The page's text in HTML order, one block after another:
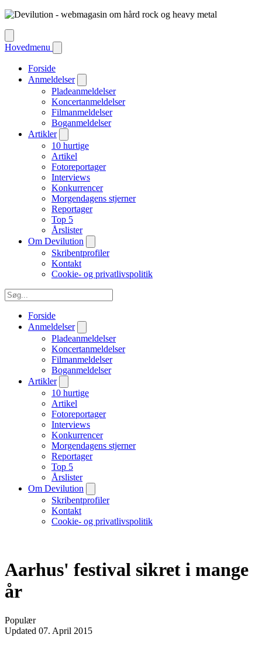
Hovedmenu
Forside
Anmeldelser
Pladeanmeldelser
Koncertanmeldelser
Filmanmeldelser
Boganmeldelser
Artikler
10 hurtige
Artikel
Fotoreportager
Interviews
Konkurrencer
Morgendagens stjerner
Reportager
Top 5
Årslister
Om Devilution
Skribentprofiler
Kontakt
Cookie- og privatlivspolitik
Forside
Anmeldelser
Pladeanmeldelser
Koncertanmeldelser
Filmanmeldelser
Boganmeldelser
Artikler
10 hurtige
Artikel
Fotoreportager
Interviews
Konkurrencer
Morgendagens stjerner
Reportager
Top 5
Årslister
Om Devilution
Skribentprofiler
Kontakt
Cookie- og privatlivspolitik
Aarhus' festival sikret i mange
år
Populær
Updated 07. April 2015